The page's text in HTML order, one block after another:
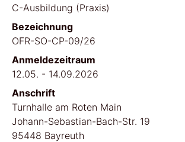
C-Ausbildung (Praxis)
Bezeichnung
OFR-SO-CP-09/26
Anmeldezeitraum
12.05. - 14.09.2026
Anschrift
Turnhalle am Roten Main
Johann-Sebastian-Bach-Str. 19
95448 Bayreuth